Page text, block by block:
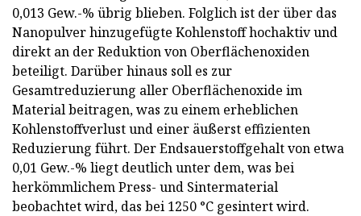
0,013 Gew.-% übrig blieben. Folglich ist der über das
Nanopulver hinzugefügte Kohlenstoff hochaktiv und
direkt an der Reduktion von Oberflächenoxiden
beteiligt. Darüber hinaus soll es zur
Gesamtreduzierung aller Oberflächenoxide im
Material beitragen, was zu einem erheblichen
Kohlenstoffverlust und einer äußerst effizienten
Reduzierung führt. Der Endsauerstoffgehalt von etwa
0,01 Gew.-% liegt deutlich unter dem, was bei
herkömmlichem Press- und Sintermaterial
beobachtet wird, das bei 1250 °C gesintert wird.